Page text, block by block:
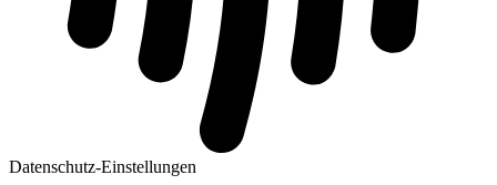
Datenschutz-Einstellungen